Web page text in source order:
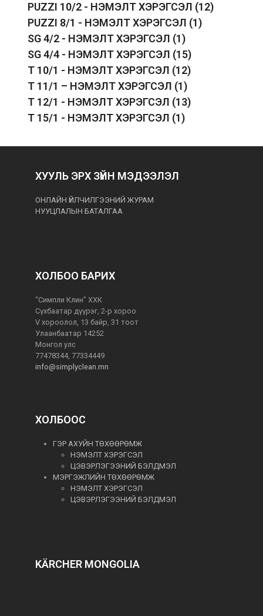
PUZZI 10/2 - НЭМЭЛТ ХЭРЭГСЭЛ (12)
PUZZI 8/1 - НЭМЭЛТ ХЭРЭГСЭЛ (1)
SG 4/2 - НЭМЭЛТ ХЭРЭГСЭЛ (1)
SG 4/4 - НЭМЭЛТ ХЭРЭГСЭЛ (15)
T 10/1 - НЭМЭЛТ ХЭРЭГСЭЛ (12)
T 11/1 – НЭМЭЛТ ХЭРЭГСЭЛ (1)
T 12/1 - НЭМЭЛТ ХЭРЭГСЭЛ (13)
T 15/1 - НЭМЭЛТ ХЭРЭГСЭЛ (1)
ХУУЛЬ ЭРХ ЗҮЙН МЭДЭЭЛЭЛ
ОНЛАЙН ҮЙЛЧИЛГЭЭНИЙ ЖУРАМ
НУУЦЛАЛЫН БАТАЛГАА
ХОЛБОО БАРИХ
“Симпли Клин” ХХК
Сүхбаатар дүүрэг, 2-р хороо
V хороолол, 13 байр, 31 тоот
Улаанбаатар 14252
Монгол улс
77478344, 77334449
info@simplyclean.mn
ХОЛБООС
ГЭР АХУЙН ТӨХӨӨРӨМЖ
НЭМЭЛТ ХЭРЭГСЭЛ
ЦЭВЭРЛЭГЭЭНИЙ БЭЛДМЭЛ
МЭРГЭЖЛИЙН ТӨХӨӨРӨМЖ
НЭМЭЛТ ХЭРЭГСЭЛ
ЦЭВЭРЛЭГЭЭНИЙ БЭЛДМЭЛ
KÄRCHER MONGOLIA